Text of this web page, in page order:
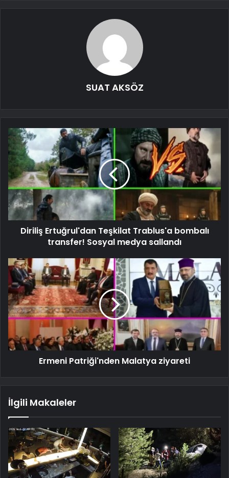
SUAT AKSÖZ
Diriliş Ertuğrul'dan Teşkilat Trablus'a bombalı
transfer! Sosyal medya sallandı
Ermeni Patriği'nden Malatya ziyareti
İlgili Makaleler